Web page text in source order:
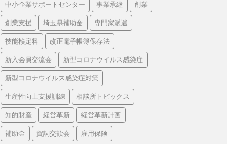
中小企業サポートセンター 事業承継 創業
創業支援 埼玉県補助金 専門家派遣
技能検定料 改正電子帳簿保存法
新入会員交流会 新型コロナウイルス感染症
新型コロナウイルス感染症対策
生産性向上支援訓練 相談所トピックス
知的財産 経営革新 経営革新計画
補助金 賀詞交歓会 雇用保険